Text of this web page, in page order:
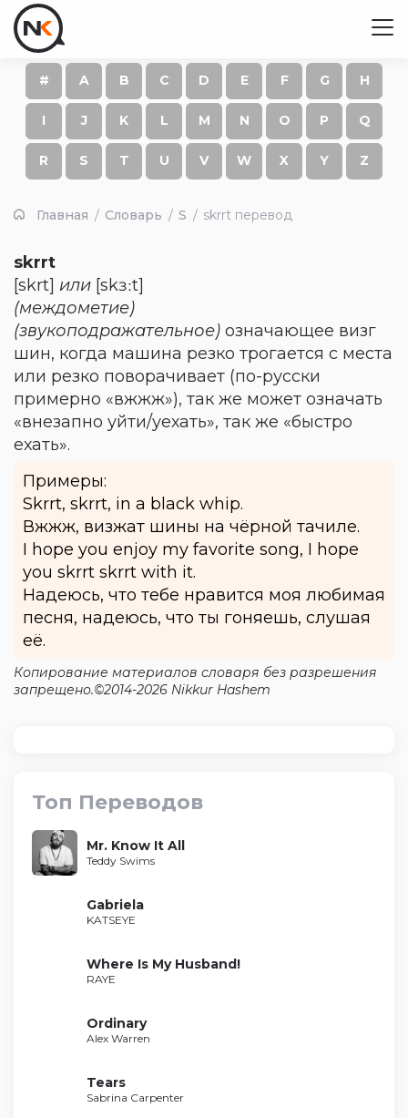
# A B C D E F G H
I J K L M N O P Q
R S T U V W X Y Z
Главная Словарь S skrrt перевод
skrrt
[skrt] или [skɜːt]
(междометие)
(звукоподражательное) означающее визг
шин, когда машина резко трогается с места
или резко поворачивает (по-русски
примерно «вжжж»), так же может означать
«внезапно уйти/уехать», так же «быстро
ехать».
Примеры:
Skrrt, skrrt, in a black whip.
Вжжж, визжат шины на чёрной тачиле.
I hope you enjoy my favorite song, I hope
you skrrt skrrt with it.
Надеюсь, что тебе нравится моя любимая
песня, надеюсь, что ты гоняешь, слушая
её.
Копирование материалов словаря без разрешения
запрещено.©2014-2026 Nikkur Hashem
Топ Переводов
Mr. Know It All
Teddy Swims
Gabriela
KATSEYE
Where Is My Husband!
RAYE
Ordinary
Alex Warren
Tears
Sabrina Carpenter